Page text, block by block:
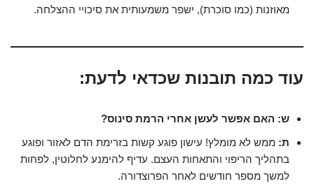
מאוזנות (כמו סוכרת), ישפר משמעותית את סיכויי ההצלחה.
עוד כמה תובנות שכדאי לדעת:
ש: האם אפשר לעשן אחרי הרמת סינוס?
ת: ממש לא מומלץ! עישון פוגע קשות בזרימת הדם לאזור ופוגע
בתהליך הריפוי והתאחות העצם. עדיף להימנע לחלוטין, לפחות
למשך מספר חודשים לאחר הפרוצדורה.